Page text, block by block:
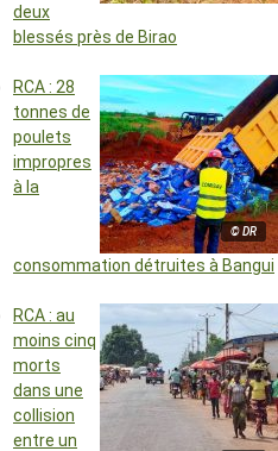
deux
blessés près de Birao
© DR
RCA : 28
tonnes de
poulets
impropres
à la
consommation détruites à Bangui
RCA : au
moins cinq
morts
dans une
collision
entre un